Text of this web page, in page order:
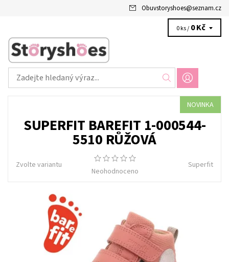
Obuvstoryshoes@seznam.cz
0 ks / 0 Kč
NOVINKA
SUPERFIT BAREFIT 1-000544-
5510 RŮŽOVÁ
Zvolte variantu
Neohodnoceno
Superfit